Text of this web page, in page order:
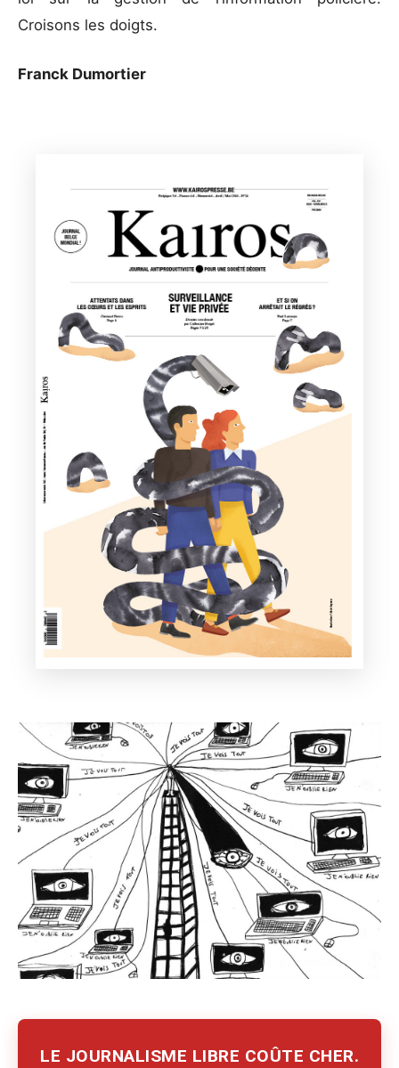
Croisons les doigts.
Franck Dumortier
LE JOURNALISME LIBRE COÛTE CHER.